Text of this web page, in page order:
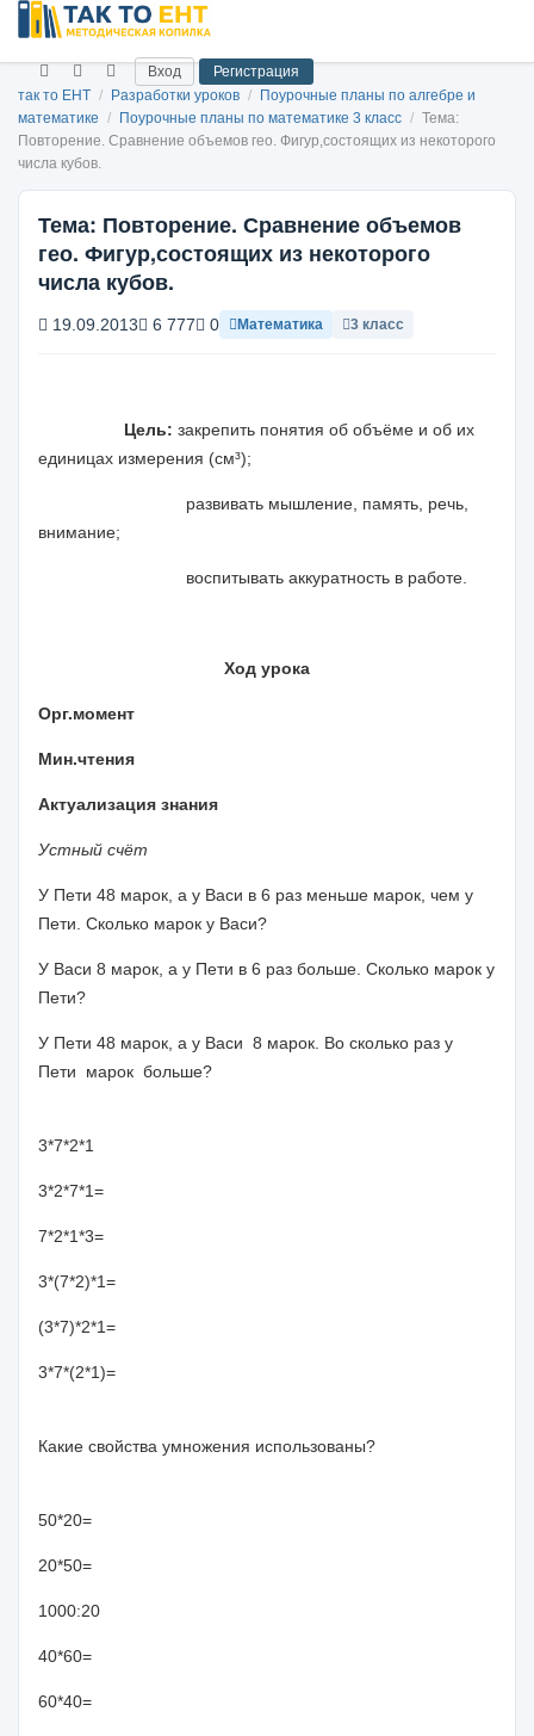
Вход
Регистрация
так то ЕНТ / Разработки уроков /
Поурочные планы по алгебре и
математике / Поурочные планы по математике 3 класс / Тема:
Повторение. Сравнение объемов гео. Фигур,состоящих из некоторого
числа кубов.
Тема: Повторение. Сравнение объемов
гео. Фигур,состоящих из некоторого
числа кубов.
19.09.2013 6 777 0 Математика 3 класс
Цель: закрепить понятия об объёме и об их
единицах измерения (см³);
развивать мышление, память, речь,
внимание;
воспитывать аккуратность в работе.
Ход урока
Орг.момент
Мин.чтения
Актуализация знания
Устный счёт
У Пети 48 марок, а у Васи в 6 раз меньше марок, чем у
Пети. Сколько марок у Васи?
У Васи 8 марок, а у Пети в 6 раз больше. Сколько марок у
Пети?
У Пети 48 марок, а у Васи 8 марок. Во сколько раз у
Пети марок больше?
3*7*2*1
3*2*7*1=
7*2*1*3=
3*(7*2)*1=
(3*7)*2*1=
3*7*(2*1)=
Какие свойства умножения использованы?
50*20=
20*50=
1000:20
40*60=
60*40=